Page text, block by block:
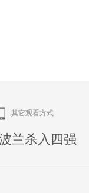
其它观看方式
兰杀入四强